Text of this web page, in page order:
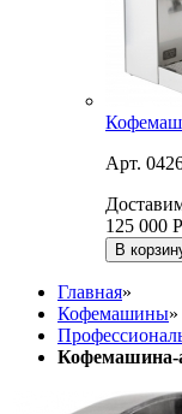
Арт.
125 000 Р
В
Главная»
Кофемашины»
Кофемашина-